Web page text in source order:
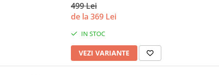
499 Lei
de la 369 Lei
IN STOC
VEZI VARIANTE